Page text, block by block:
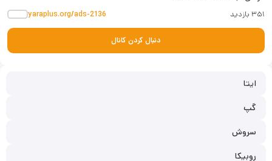
۳۵۱ بازدید yaraplus.org/ads-2136
دنبال کردن کانال
ایتا
گپ
سروش
روبیکا